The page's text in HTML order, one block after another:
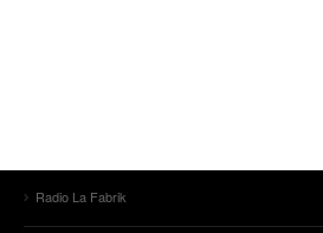
Radio La Fabrik